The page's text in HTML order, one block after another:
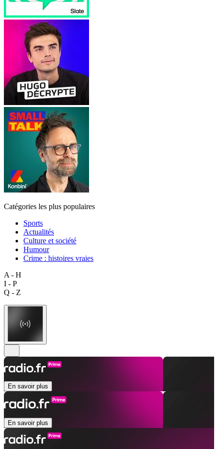
Catégories les plus populaires
Sports
Actualités
Culture et société
Humour
Crime : histoires vraies
A - H
I - P
Q - Z
En savoir plus
En savoir plus